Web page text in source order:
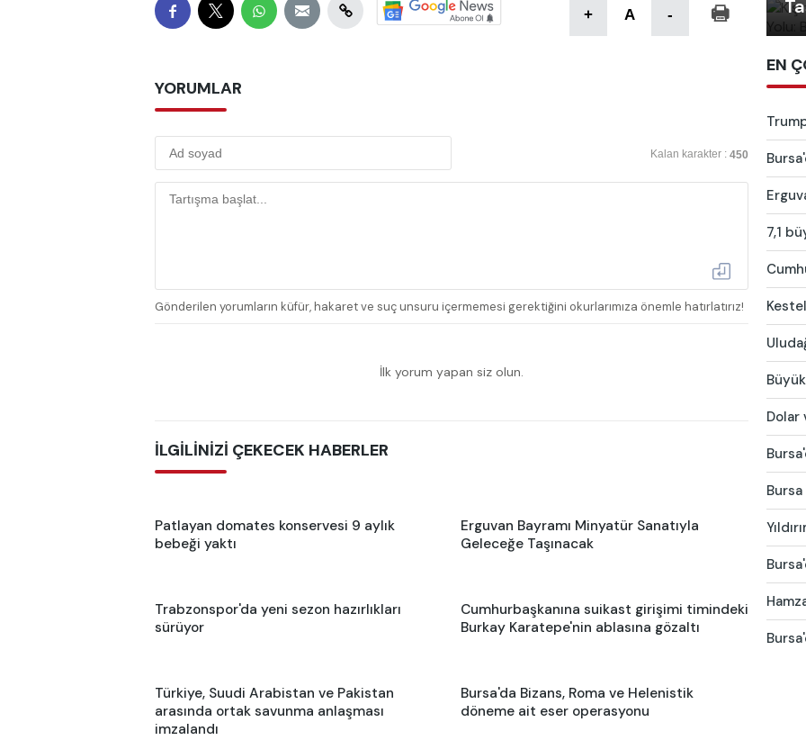
+ A -
YORUMLAR
Kalan karakter : 450
Gönderilen yorumların küfür, hakaret ve suç unsuru içermemesi gerektiğini okurlarımıza önemle hatırlatırız!
İlk yorum yapan siz olun.
İLGİLİNİZİ ÇEKECEK HABERLER
Patlayan domates konservesi 9 aylık
bebeği yaktı
Erguvan Bayramı Minyatür Sanatıyla
Geleceğe Taşınacak
Trabzonspor'da yeni sezon hazırlıkları
sürüyor
Cumhurbaşkanına suikast girişimi timindeki
Burkay Karatepe'nin ablasına gözaltı
Türkiye, Suudi Arabistan ve Pakistan
arasında ortak savunma anlaşması
imzalandı
Bursa'da Bizans, Roma ve Helenistik
döneme ait eser operasyonu
EN
7,1
Dolar